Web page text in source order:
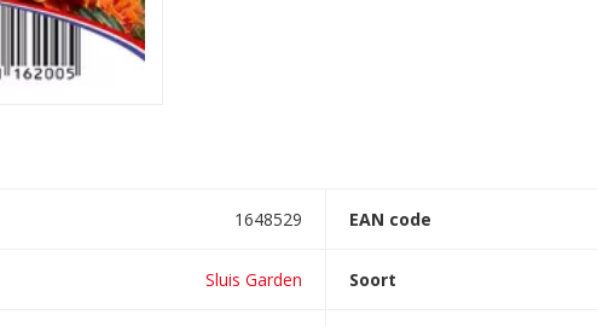
1648529 EAN code
Sluis Garden Soort